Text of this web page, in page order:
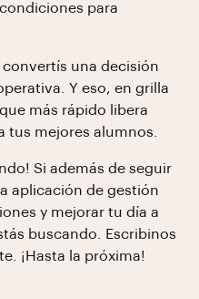
para
una decisión
Y eso, en grilla
más rápido libera
tus mejores alumnos.
Si además de seguir
aplicación de gestión
y mejorar tu día a
buscando. Escribinos
¡Hasta la próxima!